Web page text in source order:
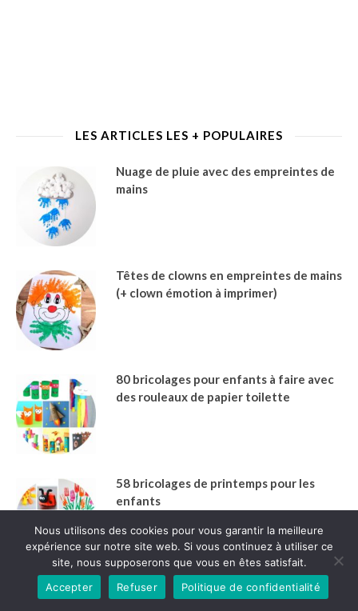
LES ARTICLES LES + POPULAIRES
Nuage de pluie avec des empreintes de
mains
Têtes de clowns en empreintes de mains
(+ clown émotion à imprimer)
80 bricolages pour enfants à faire avec
des rouleaux de papier toilette
58 bricolages de printemps pour les
enfants
8 activités de Noël faciles pour les tout-
Nous utilisons des cookies pour vous garantir la meilleure
expérience sur notre site web. Si vous continuez à utiliser ce
site, nous supposerons que vous en êtes satisfait.
Accepter
Refuser Politique de confidentialité